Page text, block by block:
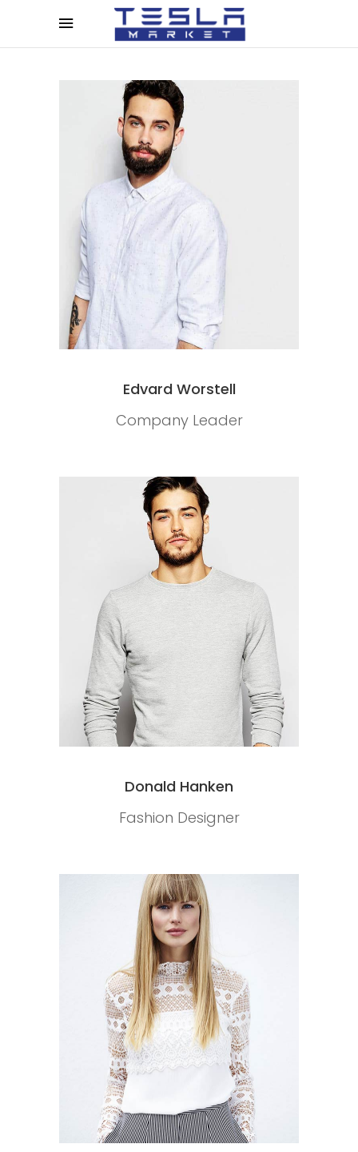
Edvard Worstell
Company Leader
Donald Hanken
Fashion Designer